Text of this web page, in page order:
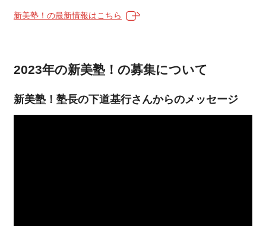
新美塾！の最新情報はこちら
2023年の新美塾！の募集について
新美塾！塾長の下道基行さんからのメッセージ